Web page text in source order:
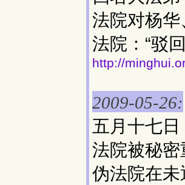
法院对杨
法院：“驳
http://
2009-05-26:
五月十七
法院被秘
伪法院在